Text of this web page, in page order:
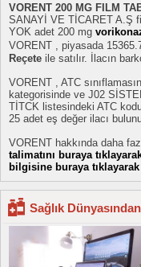
VORENT 200 MG FILM
SANAYİ VE TİCARET A.Ş
YOK adet 200 mg
VORENT , piyasada
Reçete ile satılır. İlacın
VORENT , ATC
kategorisinde ve J02
TİTCK listesindeki ATC
25 adet eş değer ilacı
VORENT hakkında daha
talimatını buraya
bilgisine buraya tıklayarak
Sağlık